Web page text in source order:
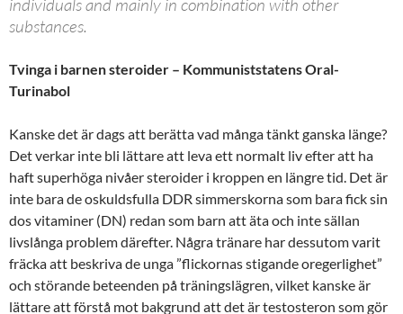
substances.
Tvinga i barnen steroider – Kommuniststatens Oral-
Turinabol
Kanske det är dags att berätta vad många tänkt ganska länge?
Det verkar inte bli lättare att leva ett normalt liv efter att ha
haft superhöga nivåer steroider i kroppen en längre tid. Det är
inte bara de oskuldsfulla DDR simmerskorna som bara fick sin
dos vitaminer (DN) redan som barn att äta och inte sällan
livslånga problem därefter. Några tränare har dessutom varit
fräcka att beskriva de unga ”flickornas stigande oregerlighet”
och störande beteenden på träningslägren, vilket kanske är
lättare att förstå mot bakgrund att det är testosteron som gör